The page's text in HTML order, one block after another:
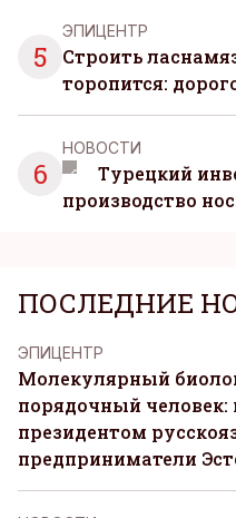
5
ЭПИЦЕНТР
Строить
торопится:
6
НОВОСТИ
Турецкий
производство
ПОСЛЕДНИЕ
ЭПИЦЕНТР
Молекулярный
порядочный человек:
президентом
предприниматели